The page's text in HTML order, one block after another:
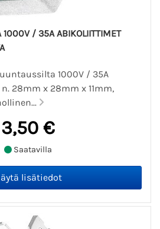
1000V / 35A ABIKOLIITTIMET
1000V / 35A
28mm x 28mm x 11mm,
3,50 €
Saatavilla